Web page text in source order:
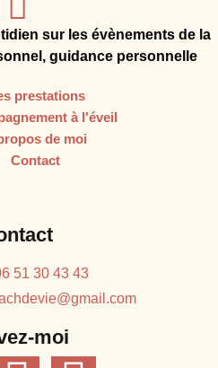
sur les évènements de la
guidance personnelle
prestations
à l'éveil
de moi
Contact
51 30 43 43
moi